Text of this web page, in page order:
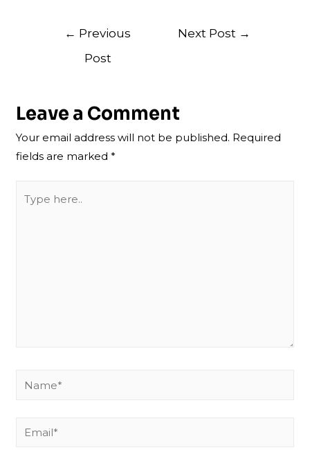
Post
navigation
← Previous
Post
Next Post →
Leave a Comment
Your email address will not be published. Required
fields are marked*
here..
Name*
Email*